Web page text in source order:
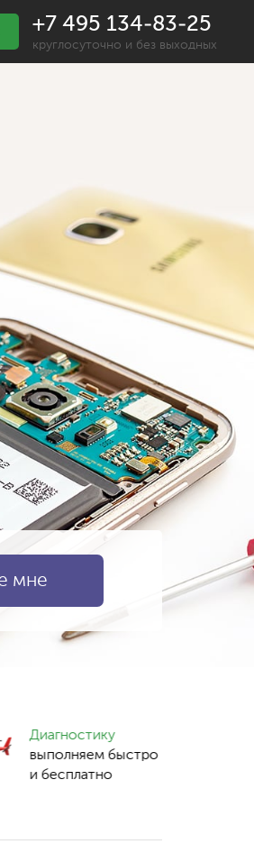
+7 495 134-83-25
круглосуточно и без выходных
Диагностику
выполняем быстро
и бесплатно